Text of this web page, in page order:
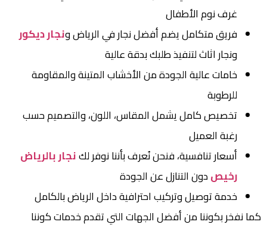
غرف نوم الأطفال
فريق متكامل يضم أفضل نجار في الرياض ونجار ديكور
ونجار اثاث لتنفيذ طلبك بدقة عالية
خامات عالية الجودة من الأخشاب المتينة والمقاومة
للرطوبة
تخصيص كامل يشمل المقاس، اللون، والتصميم حسب
رغبة العميل
أسعار تنافسية، فنحن نُعرف بأننا نوفر لكنجار بالرياض
رخيصدون التنازل عن الجودة
خدمة توصيل وتركيب احترافية داخل الرياض بالكامل
كما نفخر بكوننا من أفضل الجهات التي تقدم خدمات كوننا